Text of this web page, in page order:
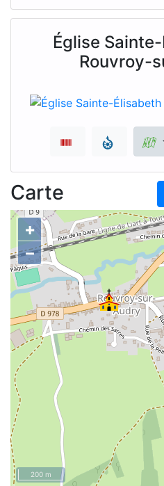
Église
Rouvroy-
Carte
+
–
200 m